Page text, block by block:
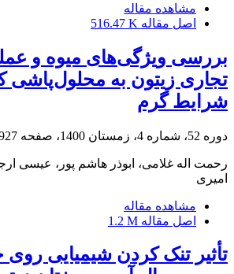
مشاهده مقاله
اصل مقاله 516.47 K
بررسی ویژگی‌های میوه و
تجاری زیتون به محلول‌پاشی
شرایط گرم
دوره 52، شماره 4، زمستان 1400، صفحه 935
رحمت اله غلامی، ابوذر هاشم پور، عیسی
امیری
مشاهده مقاله
اصل مقاله 1.2 M
تأثیر تنک کردن شیمیایی